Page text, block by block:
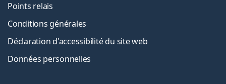
Points relais
Conditions générales
Déclaration d'accessibilité du site web
Données personnelles